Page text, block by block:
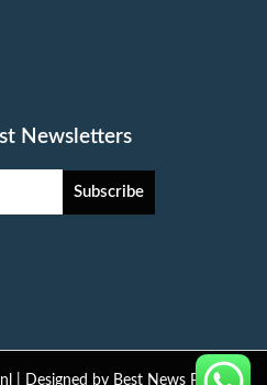
Newsletters
Subscribe
| Designed by Best News Portal